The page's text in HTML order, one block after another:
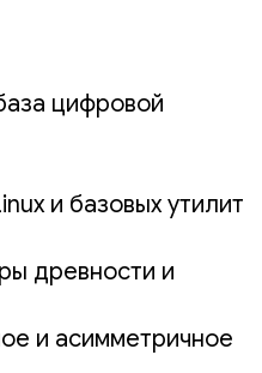
цифровой
и базовых утилит
древности и
и асимметричное